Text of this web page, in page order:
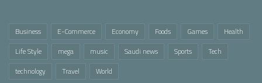
Business E-Commerce Economy Foods Games
Health
Life Style
mega music Saudi news Sports
Tech
technology
Travel World